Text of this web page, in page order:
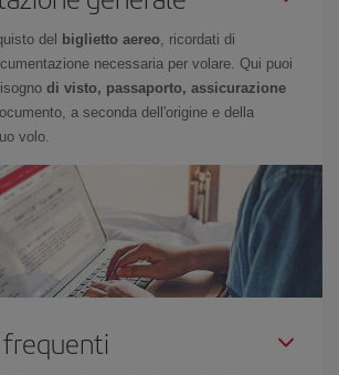
del biglietto aereo, ricordati di
necessaria per volare. Qui puoi
di visto, passaporto, assicurazione
a seconda dell'origine e della
volo.